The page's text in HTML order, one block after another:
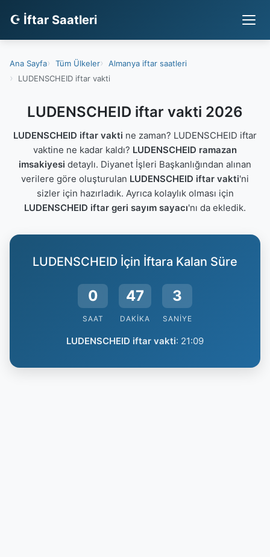
☪ İftar Saatleri
Ana Sayfa Tüm Ülkeler
Almanya iftar saatleri
LUDENSCHEID iftar vakti
LUDENSCHEID iftar vakti 2026
LUDENSCHEID iftar vakti ne zaman? LUDENSCHEID iftar
vaktine ne kadar kaldı? LUDENSCHEID ramazan
imsakiyesi detaylı. Diyanet İşleri Başkanlığından alınan
verilere göre oluşturulan LUDENSCHEID iftar vakti'ni
sizler için hazırladık. Ayrıca kolaylık olması için
LUDENSCHEID iftar geri sayım sayacı'nı da ekledik.
LUDENSCHEID İçin İftara Kalan Süre
0
SAAT
47
DAKIKA
3
SANIYE
LUDENSCHEID iftar vakti: 21:09